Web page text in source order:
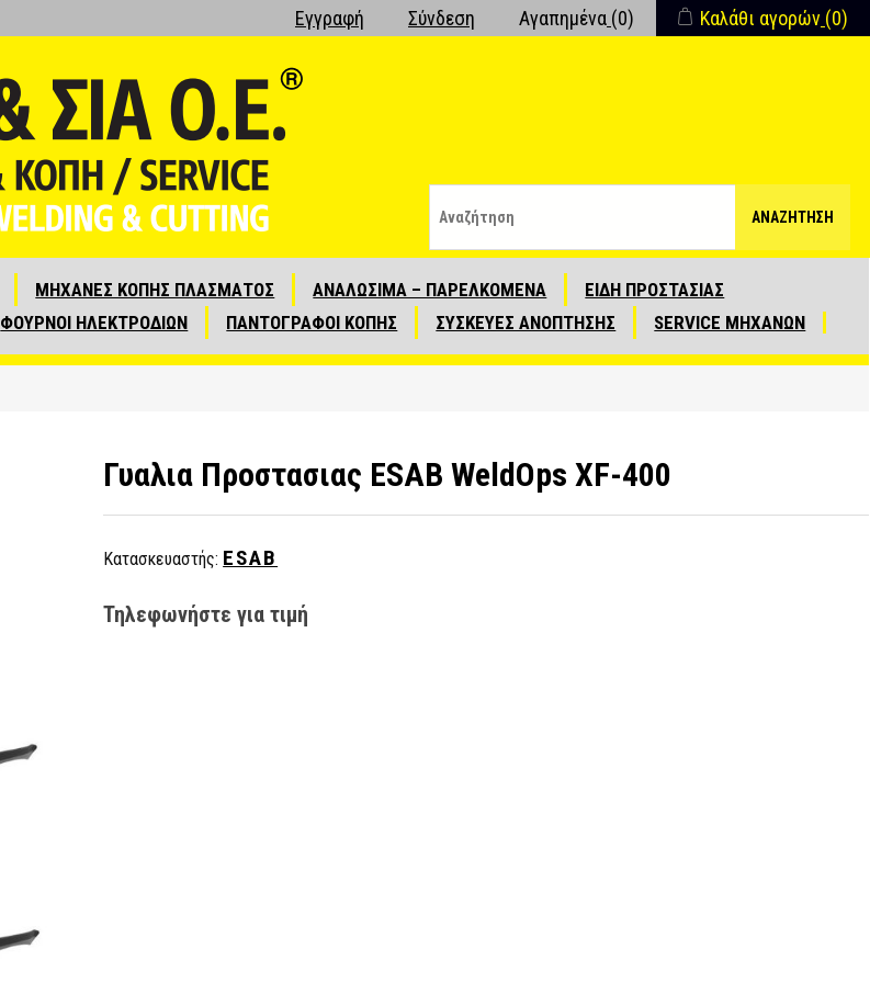
Εγγραφή Σύνδεση Αγαπημένα (0) Καλάθι αγορών (0)
ΑΝΑΖΉΤΗΣΗ
ΜΗΧΑΝΕΣ ΚΟΠΗΣ ΠΛΑΣΜΑΤΟΣ ΑΝΑΛΩΣΙΜΑ – ΠΑΡΕΛΚΟΜΕΝΑ
ΕΙΔΗ ΠΡΟΣΤΑΣΙΑΣ
ΦΟΥΡΝΟΙ ΗΛΕΚΤΡΟΔΙΩΝ ΠΑΝΤΟΓΡΑΦΟΙ ΚΟΠΗΣ ΣΥΣΚΕΥΕΣ ΑΝΟΠΤΗΣΗΣ SERVICE ΜΗΧΑΝΩΝ
Γυαλια Προστασιας ESAB WeldOps XF-400
Κατασκευαστής: ESAB
Τηλεφωνήστε για τιμή